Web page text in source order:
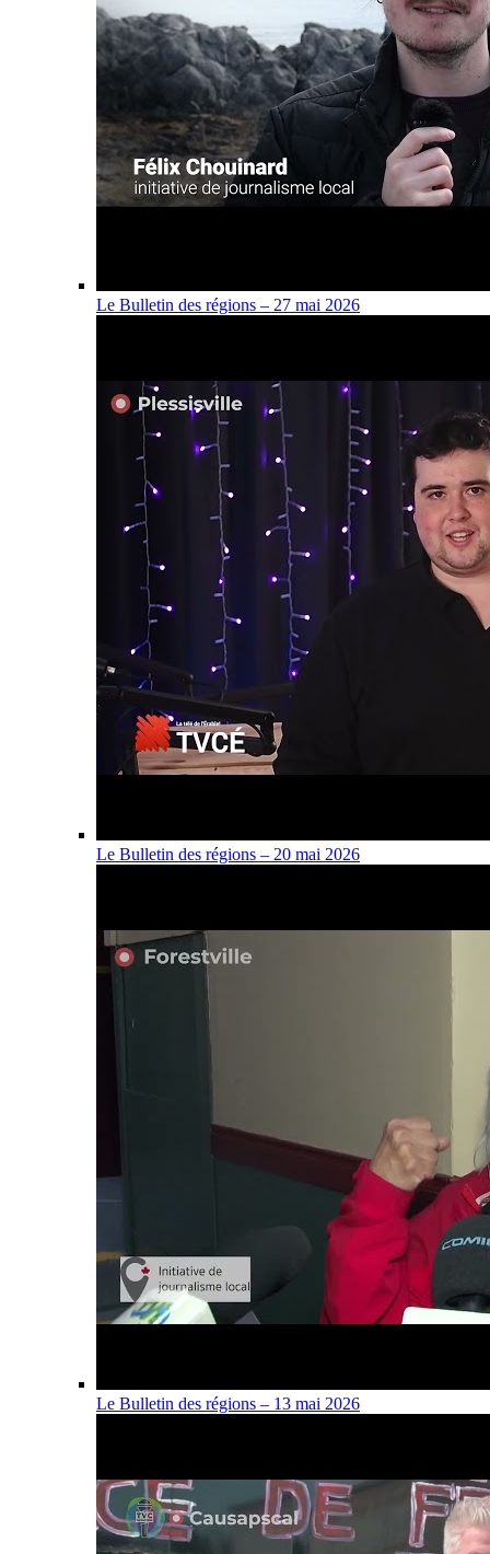
Le Bulletin des régions – 27 mai 2026
Le Bulletin des régions – 20 mai 2026
Le Bulletin des régions – 13 mai 2026